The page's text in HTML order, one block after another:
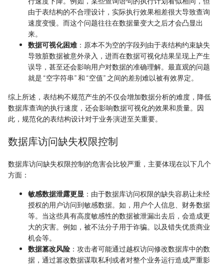
由于表结构的不合理设计，实际执行效果相差很大导致查询
速度变慢。而这个问题往往在数据量变大之后才会凸显出
来。
数据可视化困难‌：原本不为空的字段列由于表结构约束缺失
导致脏数据被意外录入，进而在数据可视化结果呈现上产生
误导，甚至还会影响用户对数据的准确理解。‌最直观的问题
就是 “空字符串” 和 “空值” 之间的差别难以被有效界定。
综上所述，表结构不规范产生的不仅会增加数据分析的难度，降低
数据库查询的执行速度，还会影响数据可视化的效果和质量。因
此，规范化的表结构设计对于业务演进至关重要。
数据库访问缺失权限控制
数据库访问缺失权限控制的危害会比较严重，主要体现在以下几个
方面：
敏感数据泄露更显 ：由于数据库访问权限的缺失容易让未经
授权的用户访问到敏感数据。如，用户个人信息、财务数据
等‌。当这些具有高度敏感性的数据被泄漏出去后，会造成更
大的灾害。例如，被不法分子用于诈骗。以及错失优质商业
机会等。
数据篡改风险‌ ：攻击者可能通过越权访问修改数据库中的数
据，通过篡改数据谋取私利或者对整个业务运行造成严重影